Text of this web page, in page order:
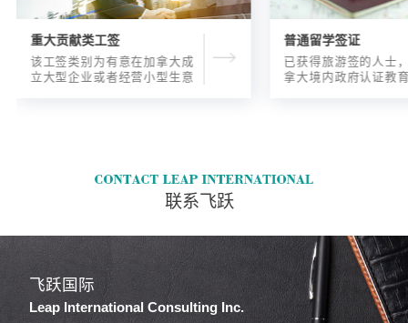
重大贡献类工签
该工签类别为有意在加拿大成
立大型企业或者经营小型生意
普通留学签证
已获得旅游签的人士
拿大境内政府认证教
联系飞跃
飞跃国际
Leap International Consulting Inc.